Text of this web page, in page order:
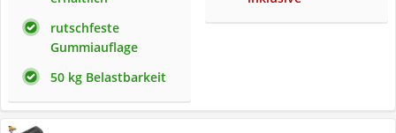
rutschfeste
Gummiauflage
50 kg Belastbarkeit